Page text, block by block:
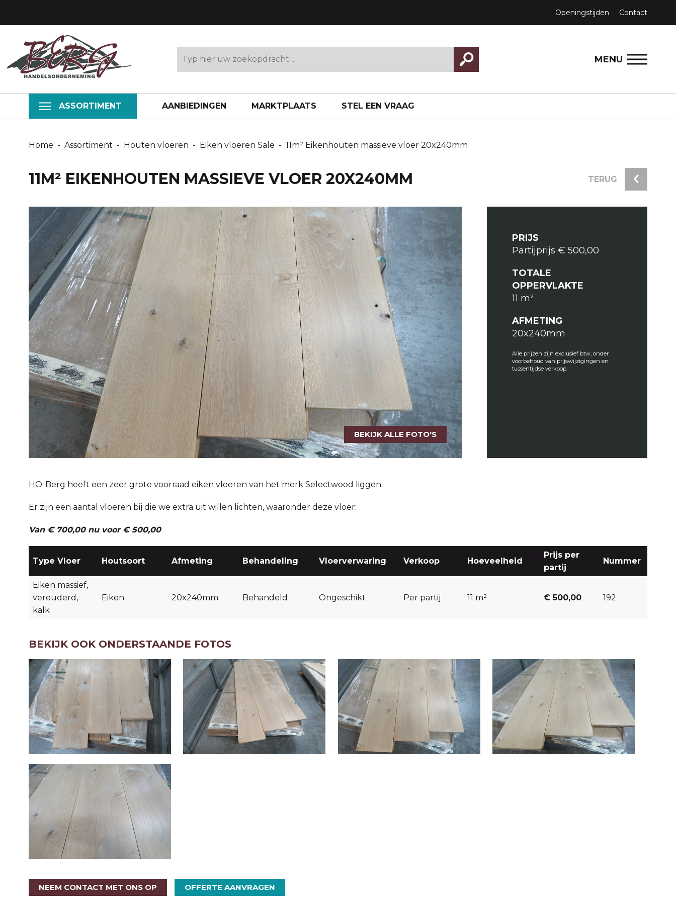
Openingstijden Contact
MENU
ASSORTIMENT AANBIEDINGEN MARKTPLAATS STEL EEN VRAAG
Home - Assortiment - Houten vloeren - Eiken vloeren Sale - 11m² Eikenhouten massieve vloer 20x240mm
TERUG
11M² EIKENHOUTEN MASSIEVE VLOER 20X240MM
BEKIJK ALLE FOTO'S
PRIJS
Partijprijs € 500,00
TOTALE
OPPERVLAKTE
11 m²
AFMETING
20x240mm
Alle prijzen zijn exclusief btw, onder
voorbehoud van prijswijzigingen en
tussentijdse verkoop.
HO-Berg heeft een zeer grote voorraad eiken vloeren van het merk Selectwood liggen.
Er zijn een aantal vloeren bij die we extra uit willen lichten, waaronder deze vloer:
Van € 700,00 nu voor € 500,00
Type Vloer Houtsoort Afmeting Behandeling Vloerverwaring Verkoop Hoeveelheid
Prijs per
partij
Nummer
Eiken massief,
verouderd,
kalk
Eiken 20x240mm Behandeld Ongeschikt Per partij 11 m² € 500,00 192
BEKIJK OOK ONDERSTAANDE FOTOS
NEEM CONTACT MET ONS OP OFFERTE AANVRAGEN